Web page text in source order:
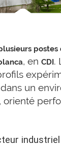
postes
, en CDI.
un
orienté